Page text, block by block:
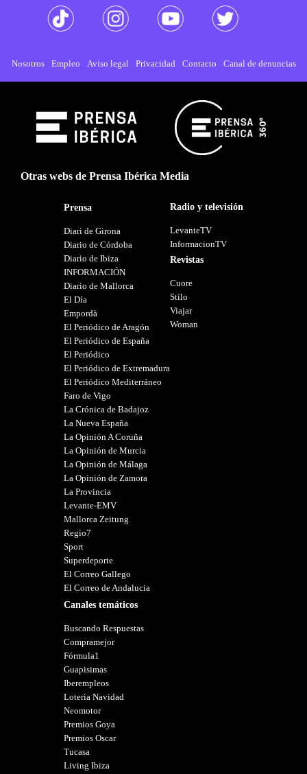
Nosotros Empleo Aviso legal Privacidad Contacto Canal de denuncias
Otras webs de Prensa Ibérica Media
Prensa
Diari de Girona
Diario de Córdoba
Diario de Ibiza
INFORMACIÓN
Diario de Mallorca
El Día
Empordà
El Periódico de Aragón
El Periódico de España
El Periódico
El Periódico de Extremadura
El Periódico Mediterráneo
Faro de Vigo
La Crónica de Badajoz
La Nueva España
La Opinión A Coruña
La Opinión de Murcia
La Opinión de Málaga
La Opinión de Zamora
La Provincia
Levante-EMV
Mallorca Zeitung
Regio7
Sport
Superdeporte
El Correo Gallego
El Correo de Andalucia
Canales temáticos
Buscando Respuestas
Compramejor
Fórmula1
Guapisimas
Iberempleos
Loteria Navidad
Neomotor
Premios Goya
Premios Oscar
Tucasa
Living Ibiza
Radio y televisión
LevanteTV
InformacionTV
Revistas
Cuore
Stilo
Viajar
Woman